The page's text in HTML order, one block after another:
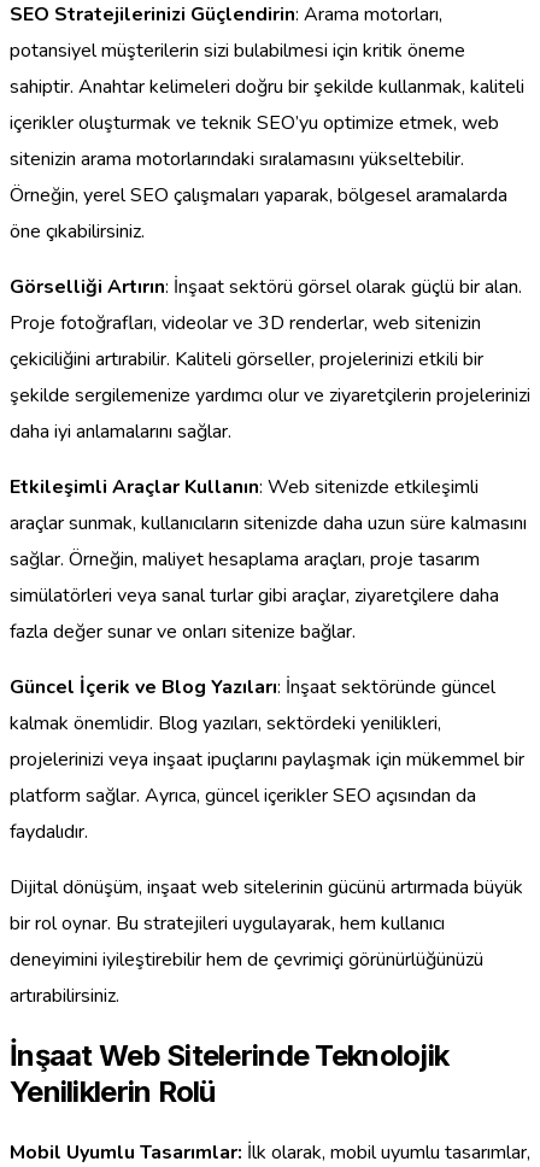
SEO Stratejilerinizi Güçlendirin: Arama motorları,
potansiyel müşterilerin sizi bulabilmesi için kritik öneme
sahiptir. Anahtar kelimeleri doğru bir şekilde kullanmak, kaliteli
içerikler oluşturmak ve teknik SEO’yu optimize etmek, web
sitenizin arama motorlarındaki sıralamasını yükseltebilir.
Örneğin, yerel SEO çalışmaları yaparak, bölgesel aramalarda
öne çıkabilirsiniz.
Görselliği Artırın: İnşaat sektörü görsel olarak güçlü bir alan.
Proje fotoğrafları, videolar ve 3D renderlar, web sitenizin
çekiciliğini artırabilir. Kaliteli görseller, projelerinizi etkili bir
şekilde sergilemenize yardımcı olur ve ziyaretçilerin projelerinizi
daha iyi anlamalarını sağlar.
Etkileşimli Araçlar Kullanın: Web sitenizde etkileşimli
araçlar sunmak, kullanıcıların sitenizde daha uzun süre kalmasını
sağlar. Örneğin, maliyet hesaplama araçları, proje tasarım
simülatörleri veya sanal turlar gibi araçlar, ziyaretçilere daha
fazla değer sunar ve onları sitenize bağlar.
Güncel İçerik ve Blog Yazıları: İnşaat sektöründe güncel
kalmak önemlidir. Blog yazıları, sektördeki yenilikleri,
projelerinizi veya inşaat ipuçlarını paylaşmak için mükemmel bir
platform sağlar. Ayrıca, güncel içerikler SEO açısından da
faydalıdır.
Dijital dönüşüm, inşaat web sitelerinin gücünü artırmada büyük
bir rol oynar. Bu stratejileri uygulayarak, hem kullanıcı
deneyimini iyileştirebilir hem de çevrimiçi görünürlüğünüzü
artırabilirsiniz.
İnşaat Web Sitelerinde Teknolojik
Yeniliklerin Rolü
Mobil Uyumlu Tasarımlar: İlk olarak, mobil uyumlu tasarımlar,